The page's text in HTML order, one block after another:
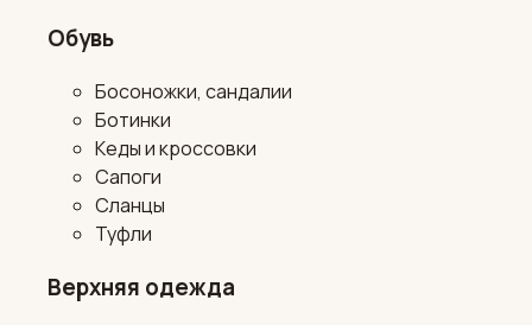
Обувь
Босоножки, сандалии
Ботинки
Кеды и кроссовки
Сапоги
Сланцы
Туфли
Верхняя одежда